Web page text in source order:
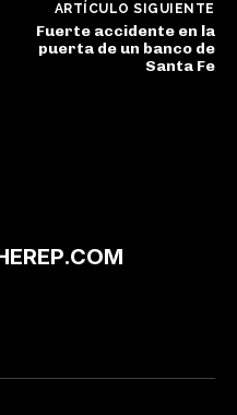
ARTÍCULO SIGUIENTE
Fuerte accidente en la
puerta de un banco de
Santa Fe